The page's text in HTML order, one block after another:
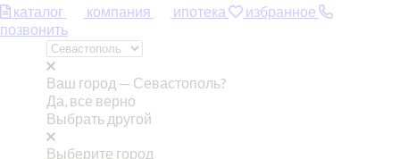
каталог компания ипотека
избранное
позвонить
Ваш город — Севастополь?
Да, все верно
Выбрать другой
Выберите город